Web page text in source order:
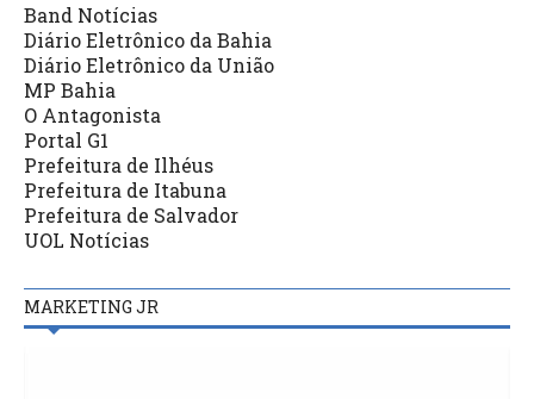
Band Notícias
Diário Eletrônico da Bahia
Diário Eletrônico da União
MP Bahia
O Antagonista
Portal G1
Prefeitura de Ilhéus
Prefeitura de Itabuna
Prefeitura de Salvador
UOL Notícias
MARKETING JR